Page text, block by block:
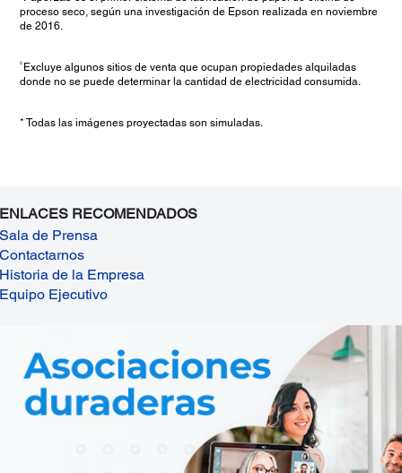
proceso seco, según una investigación de Epson realizada en noviembre
de 2016.
5 Excluye algunos sitios de venta que ocupan propiedades alquiladas
donde no se puede determinar la cantidad de electricidad consumida.
* Todas las imágenes proyectadas son simuladas.
ENLACES RECOMENDADOS
Sala de Prensa
Contactarnos
Historia de la Empresa
Equipo Ejecutivo